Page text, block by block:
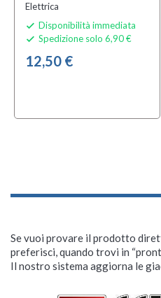
Elettrica
 Disponibilità immediata
 Spedizione solo 6,90 €
12,50 €
Se vuoi provare il prodotto
preferisci, quando trovi in
Il nostro sistema aggiorna le